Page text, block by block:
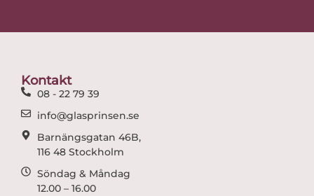
Kontakt
08 - 22 79 39
info@glasprinsen.se
Barnängsgatan 46B,
116 48 Stockholm
Söndag & Måndag
12.00 – 16.00